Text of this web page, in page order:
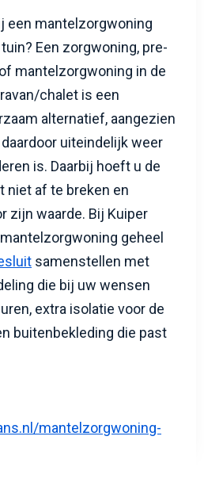
een mantelzorgwoning
Een zorgwoning, pre-
mantelzorgwoning in de
chalet is een
alternatief, aangezien
uiteindelijk weer
is. Daarbij hoeft u de
niet af te breken en
zijn waarde. Bij Kuiper
geheel
samenstellen met
die bij uw wensen
extra isolatie voor de
buitenbekleding die past
mantelzorgwoning-